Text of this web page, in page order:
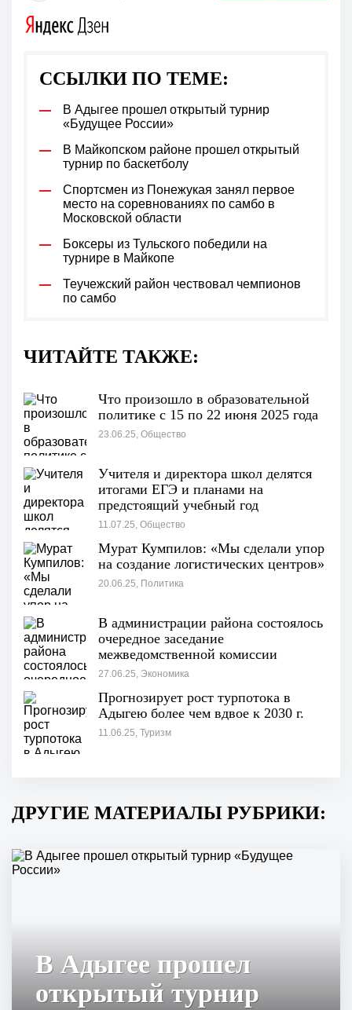
ССЫЛКИ ПО ТЕМЕ:
В Адыгее прошел открытый турнир
«Будущее России»
В Майкопском районе прошел открытый
турнир по баскетболу
Спортсмен из Понежукая занял первое
место на соревнованиях по самбо в
Московской области
Боксеры из Тульского победили на
турнире в Майкопе
Теучежский район чествовал чемпионов
по самбо
ЧИТАЙТЕ ТАКЖЕ:
Что произошло в образовательной
политике с 15 по 22 июня 2025 года
23.06.25, Общество
Учителя и директора школ делятся
итогами ЕГЭ и планами на
предстоящий учебный год
11.07.25, Общество
Мурат Кумпилов: «Мы сделали упор
на создание логистических центров»
20.06.25, Политика
В администрации района состоялось
очередное заседание
межведомственной комиссии
27.06.25, Экономика
Прогнозирует рост турпотока в
Адыгею более чем вдвое к 2030 г.
11.06.25, Туризм
ДРУГИЕ МАТЕРИАЛЫ РУБРИКИ:
В Адыгее прошел
открытый турнир